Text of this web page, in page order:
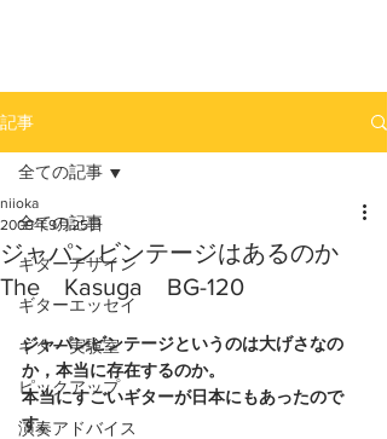
記事
全ての記事
ギターデザイン
ギターエッセイ
ギター実験室
ピックアップ
演奏アドバイス
全ての記事
ジャパンビンテージはあるのか
The Kasuga BG-120
niioka
2009年9月25日
ジャパンビンテージというのは大げさなの
か，本当に存在するのか。
本当にすごいギターが日本にもあったので
す。